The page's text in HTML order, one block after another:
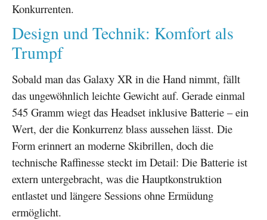
Konkurrenten.
Design und Technik: Komfort als
Trumpf
Sobald man das Galaxy XR in die Hand nimmt, fällt
das ungewöhnlich leichte Gewicht auf. Gerade einmal
545 Gramm wiegt das Headset inklusive Batterie – ein
Wert, der die Konkurrenz blass aussehen lässt. Die
Form erinnert an moderne Skibrillen, doch die
technische Raffinesse steckt im Detail: Die Batterie ist
extern untergebracht, was die Hauptkonstruktion
entlastet und längere Sessions ohne Ermüdung
ermöglicht.